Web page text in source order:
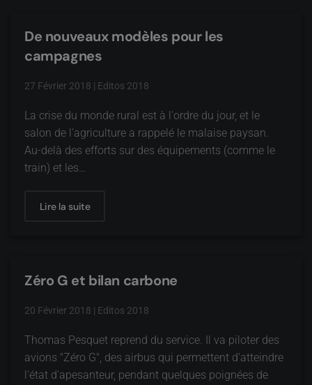
De nouveaux modèles pour les
campagnes
27 Février 2018 | Editos 2018
La crise du monde rural est à l'ordre du jour, et le
salon de l'agriculture a rappelé le malaise paysan.
Au-delà des efforts sur des équipements (comme le
train) et les…
Lire la suite
Zéro G et bilan carbone
20 Février 2018 | Editos 2018
Thomas Pesquet reprend du service. Il va piloter des
avions "Zéro G", des airbus qui permettent d'atteindre
l'état d'apesanteur, pendant quelques poignées de